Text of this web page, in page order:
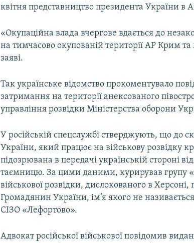
квітня представництво президента України в
«Окупаційна влада вчергове вдається до
на тимчасово окупованій території АР Крим та
заяві.
Так українське відомство прокоментувало
затримання на території анексованого
управління розвідки Міністерства оборони
У російській спецслужбі стверджують, що до
України, який працює на військову розвідку
підозрювана в передачі українській стороні
таємницю. За цими даними, курирував групу
військової розвідки, дислокованого в
Громадянин України, ім’я якого не
СІЗО «Лефортово».
Адвокат російської військової повідомив